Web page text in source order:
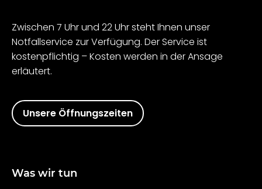
Zwischen 7 Uhr und 22 Uhr steht Ihnen unser
Notfallservice zur Verfügung. Der Service ist
kostenpflichtig – Kosten werden in der Ansage
erläutert.
Unsere Öffnungszeiten
Was wir tun